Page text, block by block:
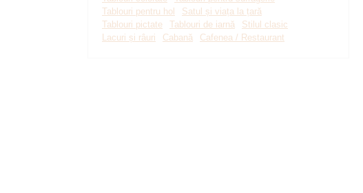
Tablouri pentru hol
Satul și viața la țară
Tablouri pictate
Tablouri de iarnă
Stilul clasic
Lacuri și râuri
Cabană Cafenea / Restaurant